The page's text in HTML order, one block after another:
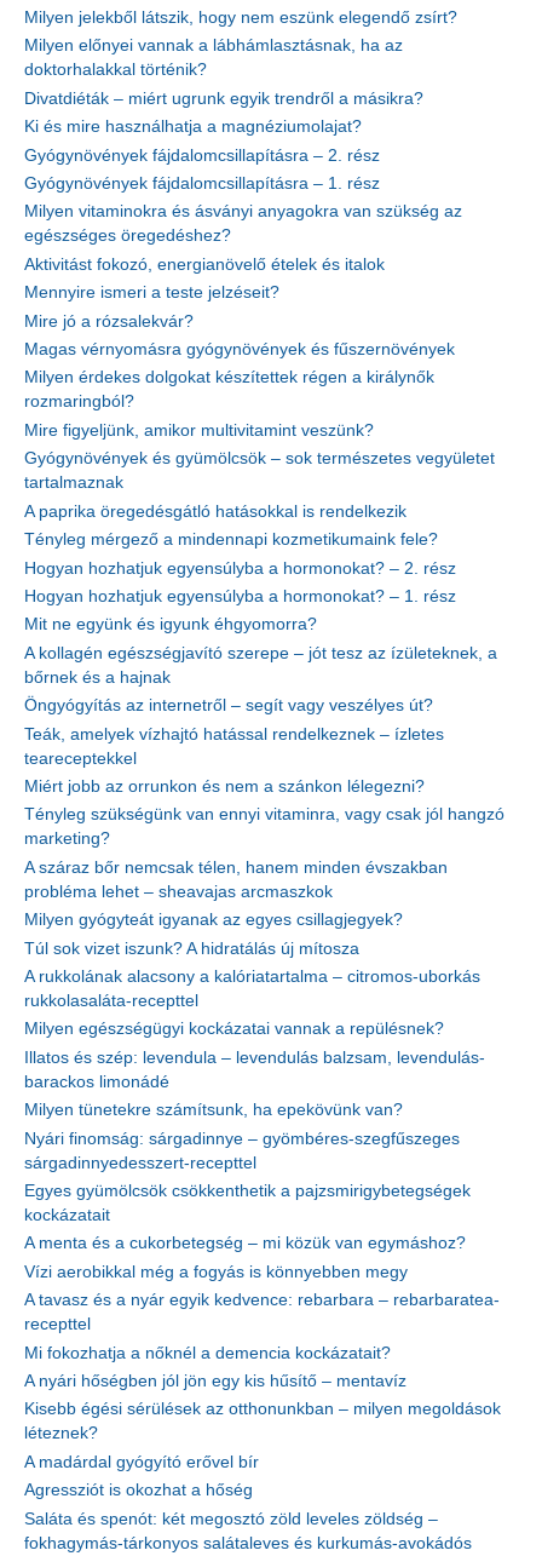
Milyen jelekből látszik, hogy nem eszünk elegendő zsírt?
Milyen előnyei vannak a lábhámlasztásnak, ha az
doktorhalakkal történik?
Divatdiéták – miért ugrunk egyik trendről a másikra?
Ki és mire használhatja a magnéziumolajat?
Gyógynövények fájdalomcsillapításra – 2. rész
Gyógynövények fájdalomcsillapításra – 1. rész
Milyen vitaminokra és ásványi anyagokra van szükség az
egészséges öregedéshez?
Aktivitást fokozó, energianövelő ételek és italok
Mennyire ismeri a teste jelzéseit?
Mire jó a rózsalekvár?
Magas vérnyomásra gyógynövények és fűszernövények
Milyen érdekes dolgokat készítettek régen a királynők
rozmaringból?
Mire figyeljünk, amikor multivitamint veszünk?
Gyógynövények és gyümölcsök – sok természetes vegyületet
tartalmaznak
A paprika öregedésgátló hatásokkal is rendelkezik
Tényleg mérgező a mindennapi kozmetikumaink fele?
Hogyan hozhatjuk egyensúlyba a hormonokat? – 2. rész
Hogyan hozhatjuk egyensúlyba a hormonokat? – 1. rész
Mit ne együnk és igyunk éhgyomorra?
A kollagén egészségjavító szerepe – jót tesz az ízületeknek, a
bőrnek és a hajnak
Öngyógyítás az internetről – segít vagy veszélyes út?
Teák, amelyek vízhajtó hatással rendelkeznek – ízletes
teareceptekkel
Miért jobb az orrunkon és nem a szánkon lélegezni?
Tényleg szükségünk van ennyi vitaminra, vagy csak jól hangzó
marketing?
A száraz bőr nemcsak télen, hanem minden évszakban
probléma lehet – sheavajas arcmaszkok
Milyen gyógyteát igyanak az egyes csillagjegyek?
Túl sok vizet iszunk? A hidratálás új mítosza
A rukkolának alacsony a kalóriatartalma – citromos-uborkás
rukkolasaláta-recepttel
Milyen egészségügyi kockázatai vannak a repülésnek?
Illatos és szép: levendula – levendulás balzsam, levendulás-
barackos limonádé
Milyen tünetekre számítsunk, ha epekövünk van?
Nyári finomság: sárgadinnye – gyömbéres-szegfűszeges
sárgadinnyedesszert-recepttel
Egyes gyümölcsök csökkenthetik a pajzsmirigybetegségek
kockázatait
A menta és a cukorbetegség – mi közük van egymáshoz?
Vízi aerobikkal még a fogyás is könnyebben megy
A tavasz és a nyár egyik kedvence: rebarbara – rebarbaratea-
recepttel
Mi fokozhatja a nőknél a demencia kockázatait?
A nyári hőségben jól jön egy kis hűsítő – mentavíz
Kisebb égési sérülések az otthonunkban – milyen megoldások
léteznek?
A madárdal gyógyító erővel bír
Agressziót is okozhat a hőség
Saláta és spenót: két megosztó zöld leveles zöldség –
fokhagymás-tárkonyos salátaleves és kurkumás-avokádós